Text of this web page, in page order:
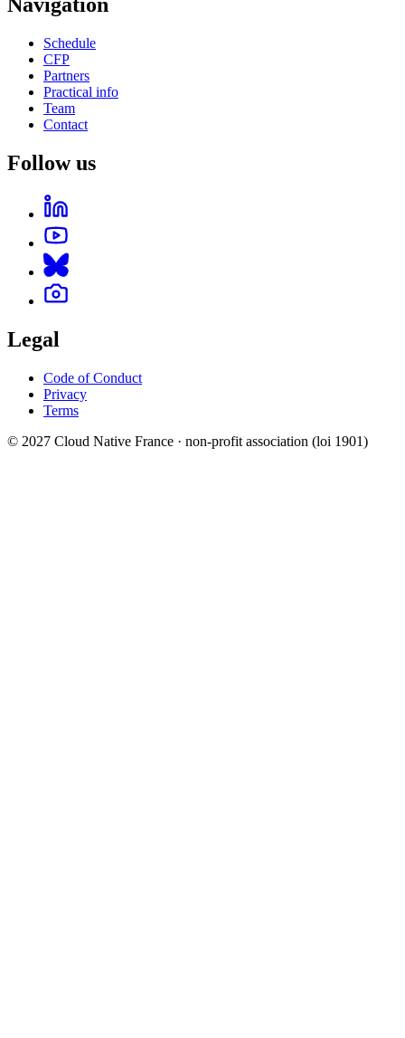
Schedule
CFP
Partners
Practical info
Team
Contact
Follow us
Legal
Code of Conduct
Privacy
Terms
© 2027 Cloud Native France · non-profit association (loi 1901)